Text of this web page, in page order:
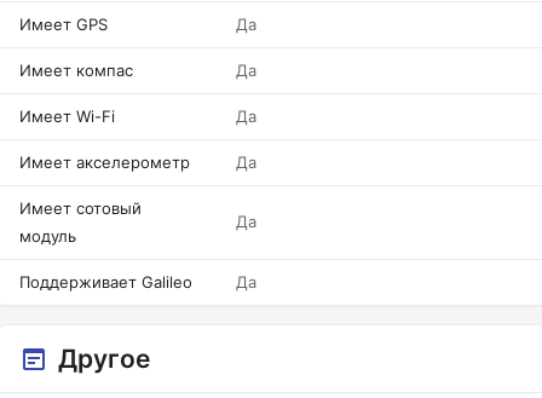
Имеет GPS Да
Имеет компас Да
Имеет Wi-Fi Да
Имеет акселерометр Да
Имеет сотовый
модуль
Да
Поддерживает Galileo Да
Другое